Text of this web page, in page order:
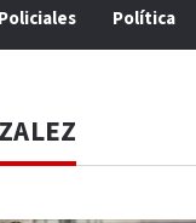
Policiales Política